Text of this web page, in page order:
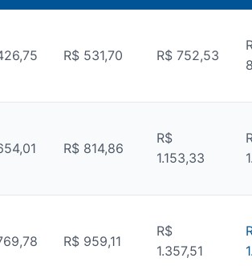
R$ 531,70 R$ 752,53
R$ 814,86
R$
1.153,33
R$ 959,11
R$
1.357,51